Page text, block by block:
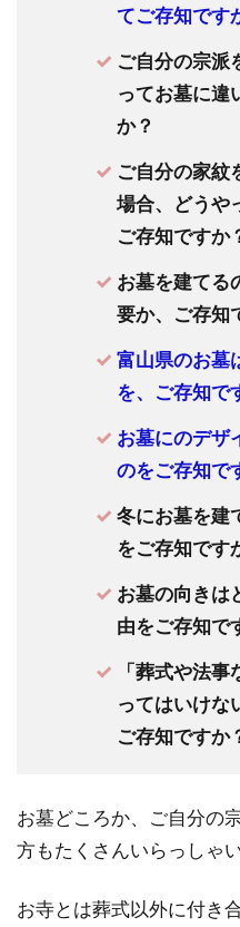
家
の
で
てご存知です
ご自分の宗派
ってお墓に違
か？
ご自分の家紋
場合、どうや
ご存知ですか
お墓を建てる
要か、ご存知
富山県のお墓
を、ご存知で
お墓にのデザ
のをご存知で
冬にお墓を建
をご存知です
お墓の向きは
由をご存知で
「葬式や法
ってはいけな
ご存知ですか
お墓どころか、ご自分の
方もたくさんいらっしゃい
お寺とは葬式以外に付き